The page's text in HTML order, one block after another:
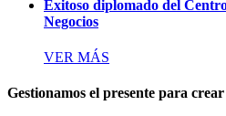
Exitoso diplomado del
Negocios
VER MÁS
Gestionamos el presente para